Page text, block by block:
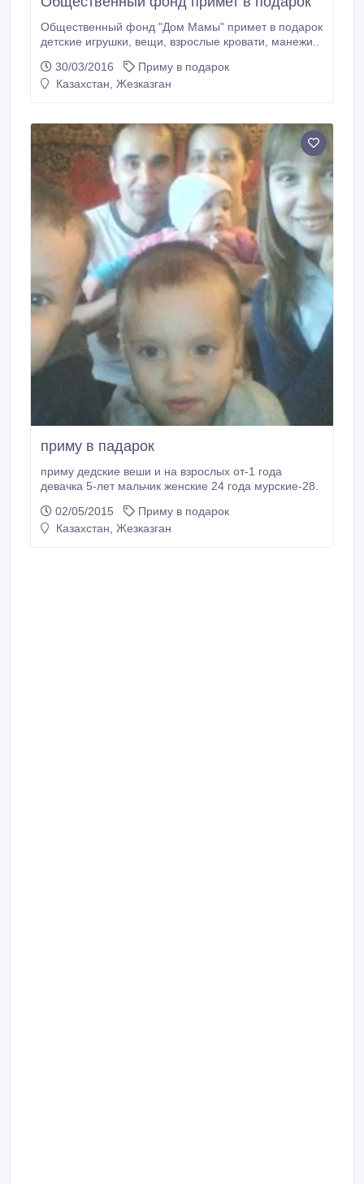
Общественный фонд "Дом Мамы" примет в подарок
детские игрушки, вещи, взрослые кровати, манежи..
30/03/2016
Приму в подарок
Казахстан, Жезказган
приму в падарок
приму дедские веши и на взрослых от-1 года
девачка 5-лет мальчик женские 24 года мурские-28.
02/05/2015
Приму в подарок
Казахстан, Жезказган